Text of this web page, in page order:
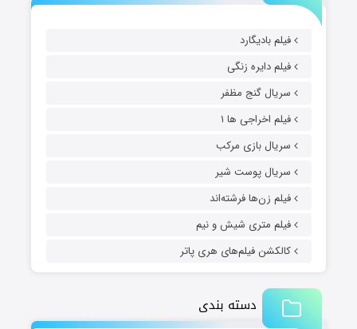
فیلم بادیگارد
فیلم دایره زنگی
سریال گنج مظفر
فیلم اخراجی ها ۱
سریال بازی مرکب
سریال پوست شیر
فیلم زن‌ها فرشته‌اند
فیلم متری شیش و نیم
کالکشن فیلم‌های هری پاتر
دسته بندی